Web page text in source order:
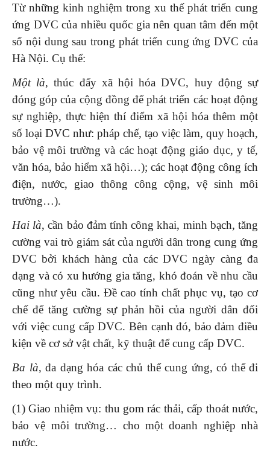
Từ những kinh nghiệm trong xu thế phát triển cung
ứng DVC của nhiều quốc gia nên quan tâm đến một
số nội dung sau trong phát triển cung ứng DVC của
Hà Nội. Cụ thể:
Một là, thúc đẩy xã hội hóa DVC, huy động sự
đóng góp của cộng đồng để phát triển các hoạt động
sự nghiệp, thực hiện thí điểm xã hội hóa thêm một
số loại DVC như: pháp chế, tạo việc làm, quy hoạch,
bảo vệ môi trường và các hoạt động giáo dục, y tế,
văn hóa, bảo hiểm xã hội…); các hoạt động công ích
điện, nước, giao thông công cộng, vệ sinh môi
trường…).
Hai là, cần bảo đảm tính công khai, minh bạch, tăng
cường vai trò giám sát của người dân trong cung ứng
DVC bởi khách hàng của các DVC ngày càng đa
dạng và có xu hướng gia tăng, khó đoán về nhu cầu
cũng như yêu cầu. Đề cao tính chất phục vụ, tạo cơ
chế để tăng cường sự phản hồi của người dân đối
với việc cung cấp DVC. Bên cạnh đó, bảo đảm điều
kiện về cơ sở vật chất, kỹ thuật để cung cấp DVC.
Ba là, đa dạng hóa các chủ thể cung ứng, có thể đi
theo một quy trình.
(1) Giao nhiệm vụ: thu gom rác thải, cấp thoát nước,
bảo vệ môi trường… cho một doanh nghiệp nhà
nước.